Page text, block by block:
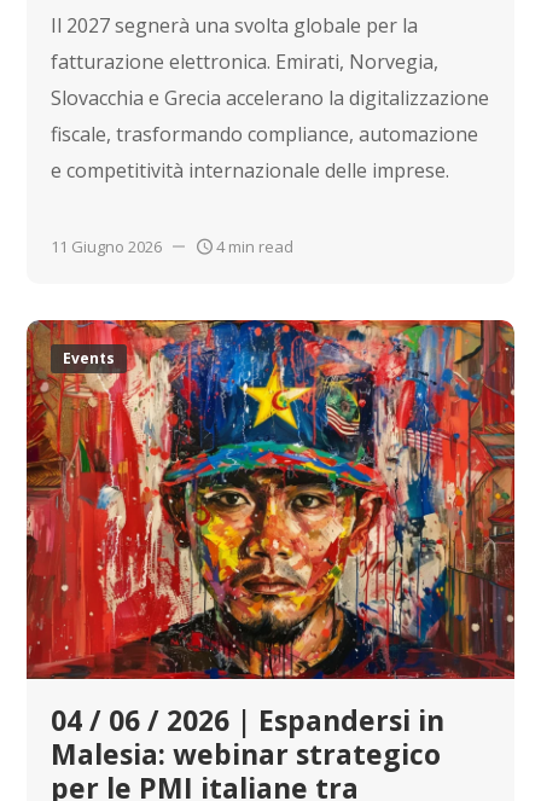
Il 2027 segnerà una svolta globale per la
fatturazione elettronica. Emirati, Norvegia,
Slovacchia e Grecia accelerano la digitalizzazione
fiscale, trasformando compliance, automazione
e competitività internazionale delle imprese.
11 Giugno 2026 4 min read
Events
04 / 06 / 2026 | Espandersi in
Malesia: webinar strategico
per le PMI italiane tra